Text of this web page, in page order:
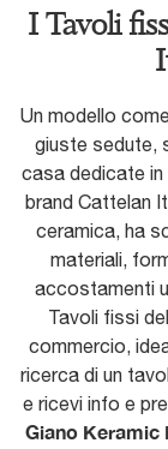
I Tavoli
Un modello
giuste sedute,
casa dedicate
brand Cattelan
ceramica, ha
materiali,
accostamenti
Tavoli fissi
commercio,
ricerca di un
e ricevi info e
Giano Keramic